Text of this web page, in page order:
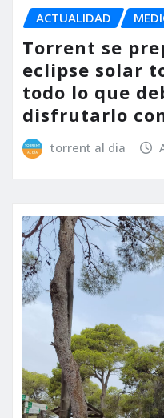
ACTUALIDAD
Torrent se
eclipse solar
todo lo que
disfrutarlo
torrent al dia